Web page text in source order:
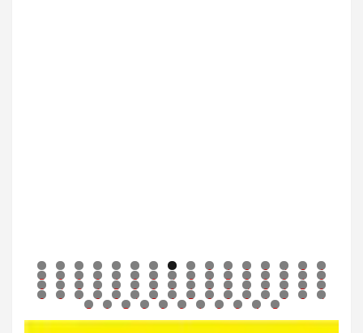
0 1 2 3 4 5 6
7 8 9 0 1 2 3 4 5 6 7 8 9 0 1 2
3 4 5 6 7 8 9 0 1 2 3 4 5 6 7 8
9 0 1 2 3 4 5 6 7 8 9 0 1 2 3 4
5 6 7 8 9 0 1 2 3 4 5